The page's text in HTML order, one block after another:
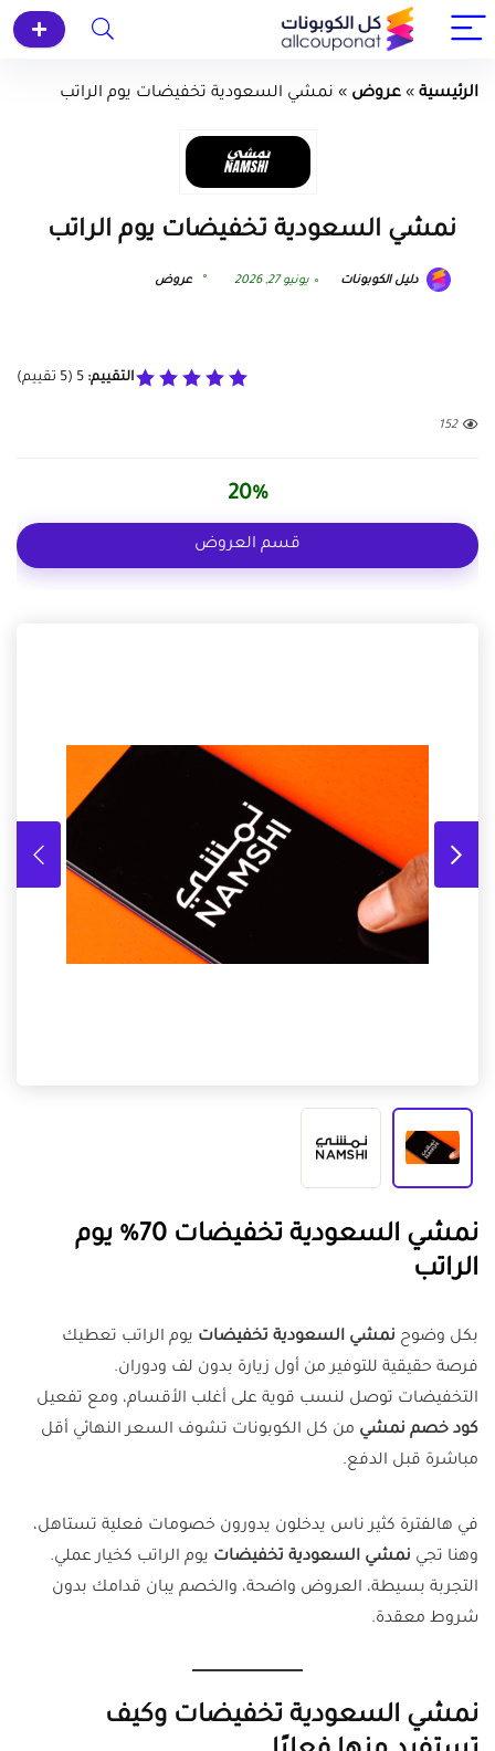
الرئيسية » عروض » نمشي السعودية تخفيضات يوم الراتب
نمشي السعودية تخفيضات يوم الراتب
دليل الكوبونات يونيو 27, 2026 عروض
التقييم: 5
(
5 تقييم)
152
20%
قسم العروض
نمشي السعودية تخفيضات 70% يوم
الراتب
بكل وضوح نمشي السعودية تخفيضات يوم الراتب تعطيك
فرصة حقيقية للتوفير من أول زيارة بدون لف ودوران.
التخفيضات توصل لنسب قوية على أغلب الأقسام، ومع تفعيل
كود خصم نمشي من كل الكوبونات تشوف السعر النهائي أقل
مباشرة قبل الدفع.
في هالفترة كثير ناس يدخلون يدورون خصومات فعلية تستاهل،
وهنا تجي نمشي السعودية تخفيضات يوم الراتب كخيار عملي.
التجربة بسيطة، العروض واضحة، والخصم يبان قدامك بدون
شروط معقدة.
نمشي السعودية تخفيضات وكيف